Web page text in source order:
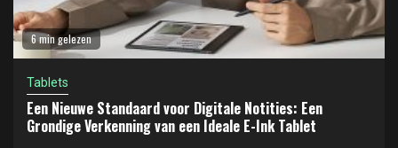
6 min gelezen
Tablets
Een Nieuwe Standaard voor Digitale Notities: Een
Grondige Verkenning van een Ideale E-Ink Tablet